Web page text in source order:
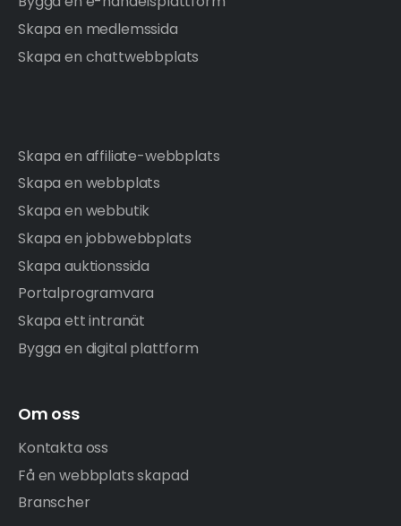
Skapa en medlemssida
Skapa en chattwebbplats
Skapa en affiliate-webbplats
Skapa en webbplats
Skapa en webbutik
Skapa en jobbwebbplats
Skapa auktionssida
Portalprogramvara
Skapa ett intranät
Bygga en digital plattform
Om oss
Kontakta oss
Få en webbplats skapad
Branscher